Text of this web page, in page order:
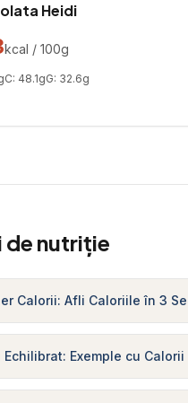
Heidi
kcal / 100g
C: 48.1gG: 32.6g
de nutriție
Calorii: Afli Caloriile în 3
Echilibrat: Exemple cu Calorii